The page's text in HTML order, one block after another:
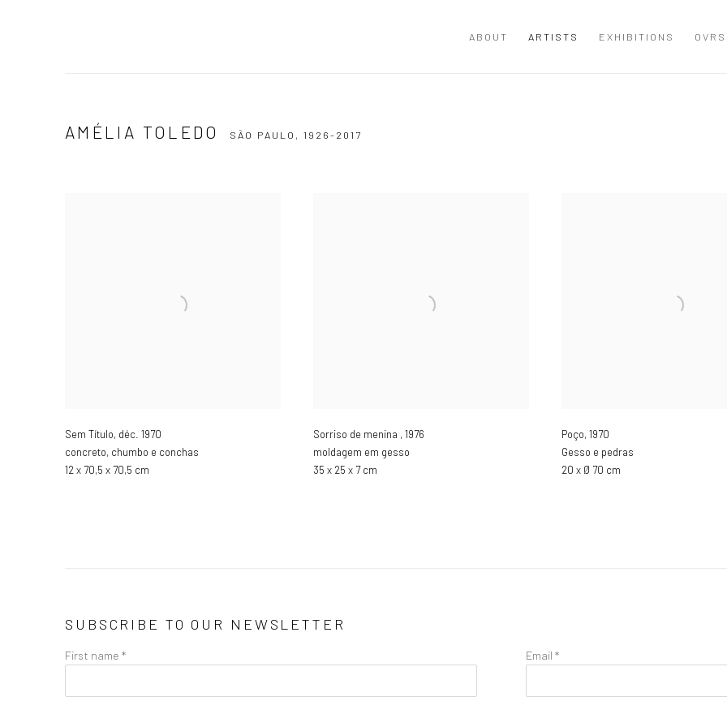
ABOUT ARTISTS EXHIBITIONS OVRS
AMÉLIA TOLEDO SÃO PAULO,1926-2017
Sem Título, déc. 1970
concreto, chumbo e conchas
12 x 70,5 x 70,5 cm
Sorriso de menina ,1976
moldagem em gesso
35 x 25 x 7 cm
Poço,1970
Gesso e pedras
20 x Ø 70 cm
SUBSCRIBE TO OUR NEWSLETTER
First name * Email *